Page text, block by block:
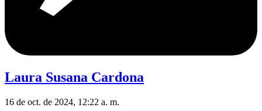
Laura Susana Cardona
16 de oct. de 2024, 12:22 a. m.